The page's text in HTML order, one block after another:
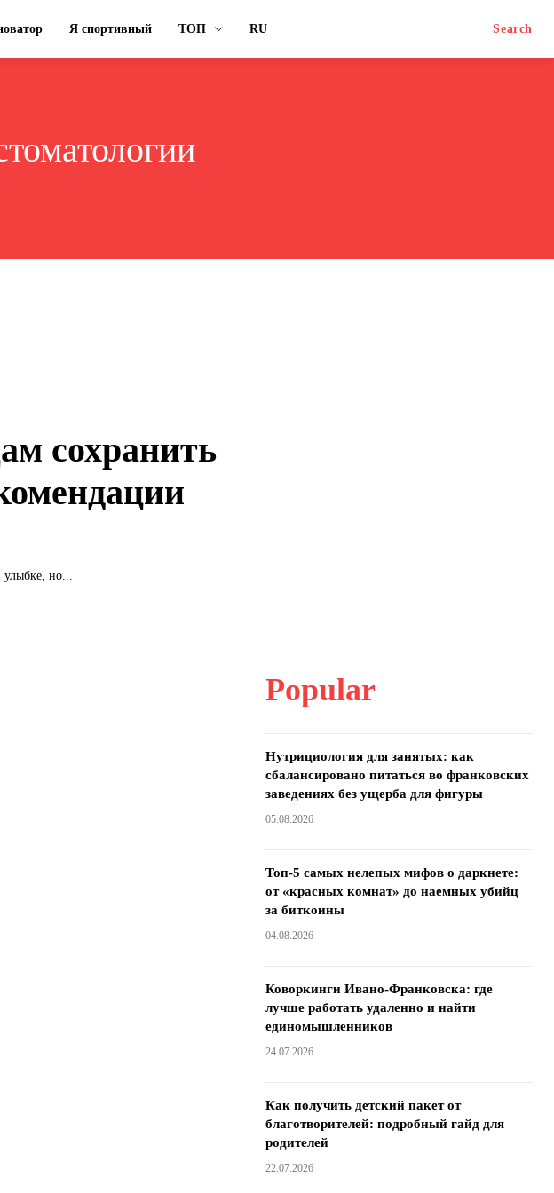
Я спортивный ТОП RU Search
сохранить
улыбке, но...
Popular
Нутрициология для занятых: как
сбалансировано питаться во франковских
заведениях без ущерба для фигуры
05.08.2026
Топ-5 самых нелепых мифов о даркнете:
от «красных комнат» до наемных убийц
за биткоины
04.08.2026
Коворкинги Ивано-Франковска: где
лучше работать удаленно и найти
единомышленников
24.07.2026
Как получить детский пакет от
благотворителей: подробный гайд для
родителей
22.07.2026